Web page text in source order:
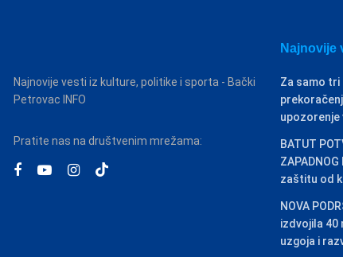
Najnovije vesti iz kulture, politike i sporta - Bački
Petrovac INFO
Pratite nas na društvenim mrežama:
Najnovije
Za samo tri
upozorenje
BATUT
zaštitu od
NOVA
izdvojila 40
uzgoja i